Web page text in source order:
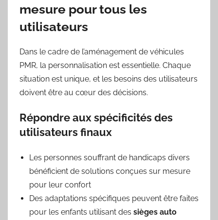
mesure pour tous les
utilisateurs
Dans le cadre de l’aménagement de véhicules
PMR, la personnalisation est essentielle. Chaque
situation est unique, et les besoins des utilisateurs
doivent être au cœur des décisions.
Répondre aux spécificités des
utilisateurs finaux
Les personnes souffrant de handicaps divers
bénéficient de solutions conçues sur mesure
pour leur confort
Des adaptations spécifiques peuvent être faites
pour les enfants utilisant des sièges auto